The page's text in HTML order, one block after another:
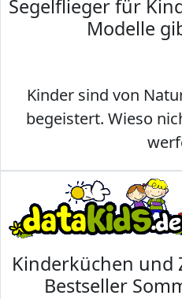
Segelflieger für
Modelle
Kinder sind von
begeistert. Wieso
Kinderküchen und
Bestseller